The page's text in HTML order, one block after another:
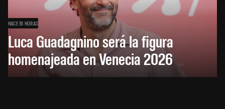
HACE 16 HORAS
Luca Guadagnino será la figura
homenajeada en Venecia 2026